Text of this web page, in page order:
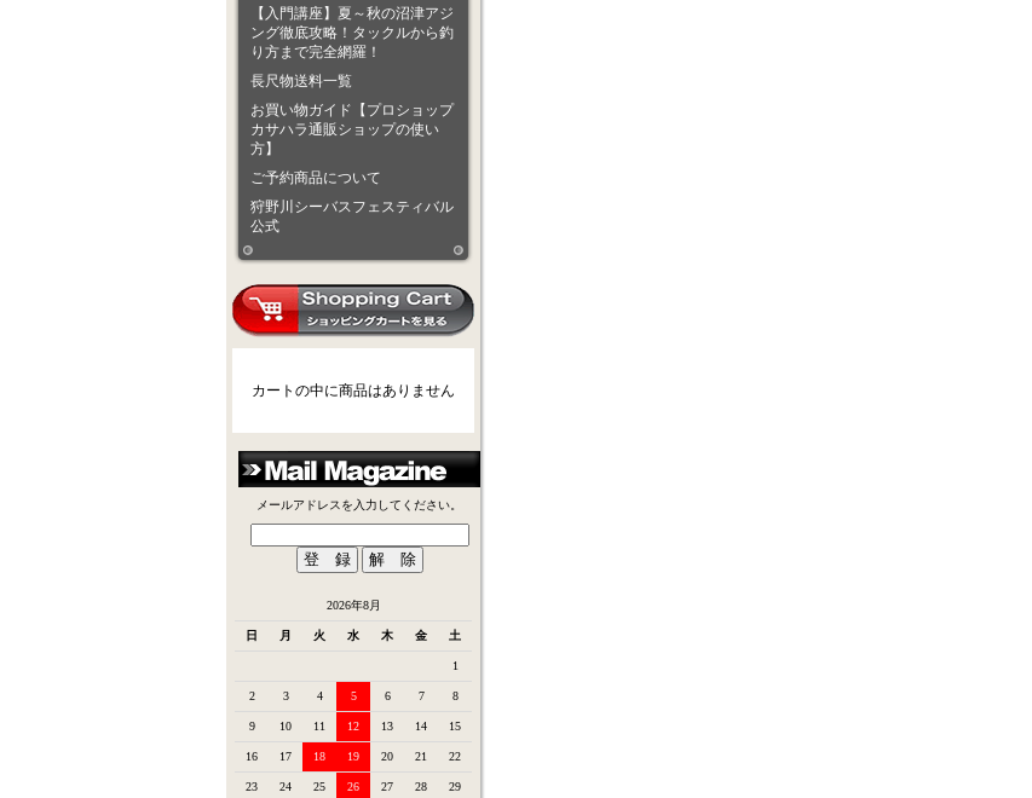
【入門講座】夏～秋の沼津アジ
ング徹底攻略！タックルから釣
り方まで完全網羅！
長尺物送料一覧
お買い物ガイド【プロショップ
カサハラ通販ショップの使い
方】
ご予約商品について
狩野川シーバスフェスティバル
公式
カートの中に商品はありません
メールアドレスを入力してください。
2026年8月
日 月 火 水 木 金 土
1
2 3 4 5 6 7 8
9 10 11 12 13 14 15
16 17 18 19 20 21 22
23 24 25 26 27 28 29